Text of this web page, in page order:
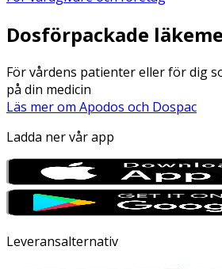
Dosförpackade
För vårdens patienter eller för dig
på din medicin
Läs mer om Apodos och Dospac
Ladda ner vår app
Leveransalternativ